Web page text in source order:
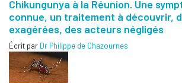
Chikungunya à la Réunion. Une
connue, un traitement à découvrir,
exagérées, des acteurs négligés
Écrit par Dr Philippe de Chazournes